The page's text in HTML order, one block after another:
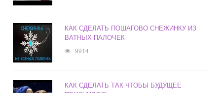
КАК СДЕЛАТЬ ПОШАГОВО СНЕЖИНКУ ИЗ
ВАТНЫХ ПАЛОЧЕК
9914
КАК СДЕЛАТЬ ТАК ЧТОБЫ БУДУЩЕЕ